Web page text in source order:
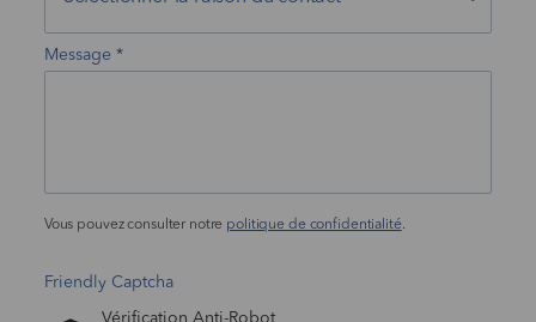
Message
Vous pouvez consulter notre politique de confidentialité.
Friendly Captcha
Vérification Anti-Robot